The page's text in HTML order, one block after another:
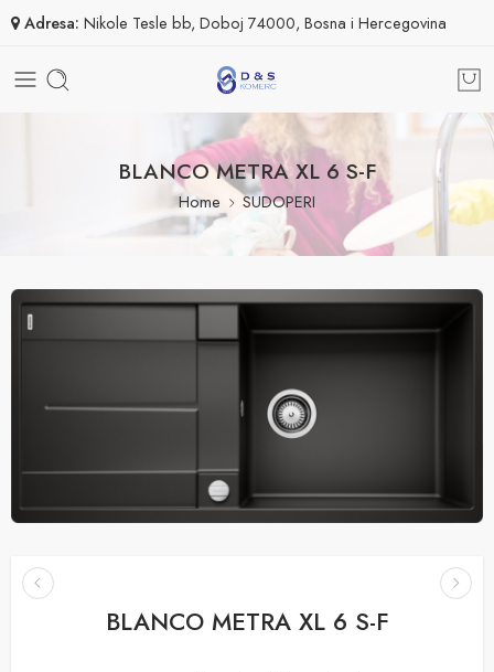
Adresa: Nikole Tesle bb, Doboj 74000, Bosna i Hercegovina
BLANCO METRA XL 6 S-F
Home SUDOPERI
BLANCO METRA XL 6 S-F